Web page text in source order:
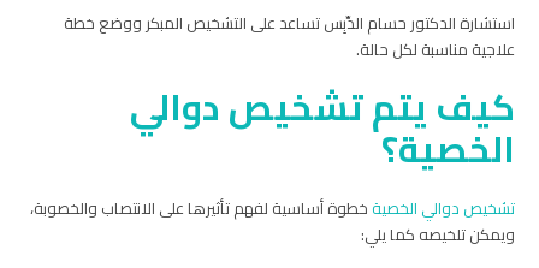
استشارة الدكتور حسام الدِّبِس تساعد على التشخيص المبكر ووضع خطة
علاجية مناسبة لكل حالة.
كيف يتم تشخيص دوالي
الخصية؟
تشخيص دوالي الخصية خطوة أساسية لفهم تأثيرها على الانتصاب والخصوبة،
ويمكن تلخيصه كما يلي: